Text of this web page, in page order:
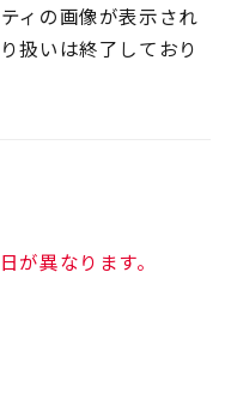
ィの画像が表示され
扱いは終了しており
が異なります。